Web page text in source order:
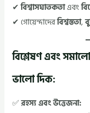
✔বিশ্বাসঘাতকতাএবং
✔ গোয়েন্দাদেরবিশ্বস্ততা,
বিশ্লেষণ এবং
ভালো দিক:
✅রহস্য এবং উত্তেজনা: